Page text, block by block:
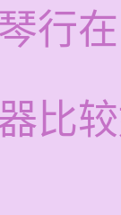
行
比